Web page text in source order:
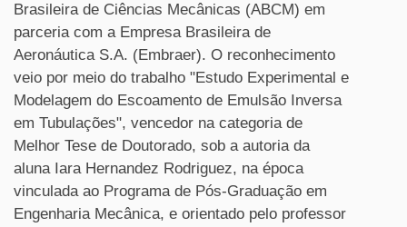
Brasileira de Ciências Mecânicas (ABCM) em
parceria com a Empresa Brasileira de
Aeronáutica S.A. (Embraer). O reconhecimento
veio por meio do trabalho "Estudo Experimental e
Modelagem do Escoamento de Emulsão Inversa
em Tubulações", vencedor na categoria de
Melhor Tese de Doutorado, sob a autoria da
aluna Iara Hernandez Rodriguez, na época
vinculada ao Programa de Pós-Graduação em
Engenharia Mecânica, e orientado pelo professor